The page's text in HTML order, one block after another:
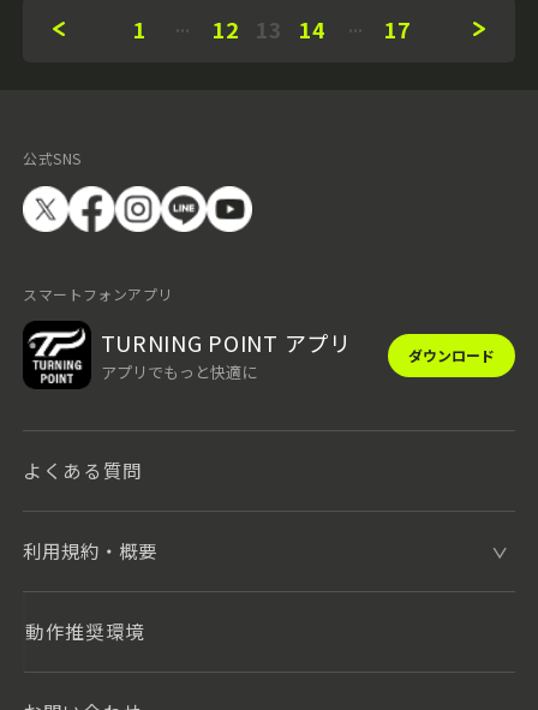
1 12 13 14 17
公式SNS
スマートフォンアプリ
TURNING POINT アプリ
アプリでもっと快適に
ダウンロード
よくある質問
利用規約・概要
動作推奨環境